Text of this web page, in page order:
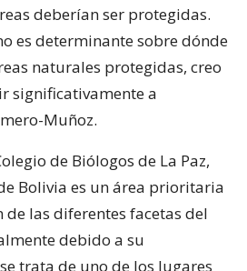
deberían ser protegidas.
es determinante sobre dónde
naturales protegidas, creo
significativamente a
Muñoz.
de Biólogos de La Paz,
Bolivia es un área prioritaria
de las diferentes facetas del
debido a su
trata de uno de los lugares